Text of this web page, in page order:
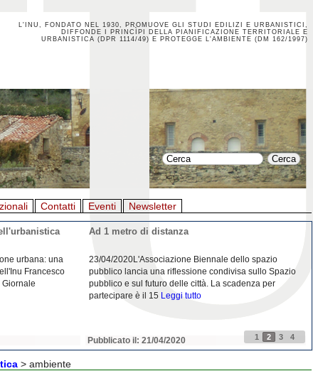
L'INU, FONDATO NEL 1930, PROMUOVE GLI STUDI EDILIZI E URBANISTICI,
DIFFONDE I PRINCÌPI DELLA PIANIFICAZIONE TERRITORIALE E
URBANISTICA (DPR 1114/49) E PROTEGGE L'AMBIENTE (DM 162/1997)
Contatti Eventi Newsletter
urbana: una
Francesco
Giornale
Ad 1 metro di distanza
23/04/2020L'Associazione Biennale dello spazio
pubblico lancia una riflessione condivisa sullo Spazio
pubblico e sul futuro delle città. La scadenza per
partecipare è il 15 Leggi tutto
Pubblicato il: 21/04/2020 1 2 3 4
> ambiente